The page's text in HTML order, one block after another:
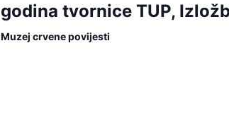
godina tvornice TUP,
Muzej crvene povijesti